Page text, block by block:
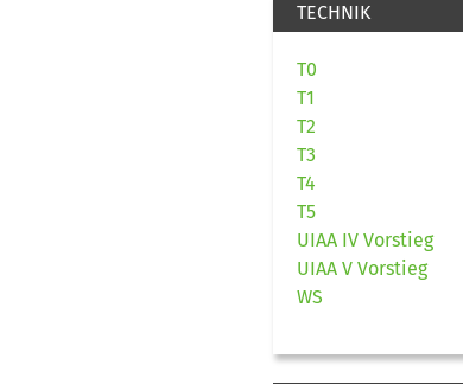
TECHNIK
T0
T1
T2
T3
T4
T5
UIAA IV Vorstieg
UIAA V Vorstieg
WS